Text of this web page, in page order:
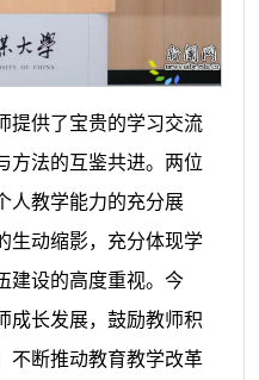
提供了宝贵的学习交流
方法的互鉴共进。两位
人教学能力的充分展
生动缩影，充分体现学
建设的高度重视。今
成长发展，鼓励教师积
不断推动教育教学改革